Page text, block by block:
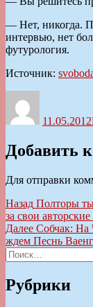
— Нет, никогда.
интервью, нет
футурология.
Источник:
11.05.2012
Добавить
Для отправки
Навигация
по
записям
Назад
запись:
Полторы
за свои авторские
Далее Следующая
запись:
Собчак: На
ждем Песнь
Искать:
Рубрики